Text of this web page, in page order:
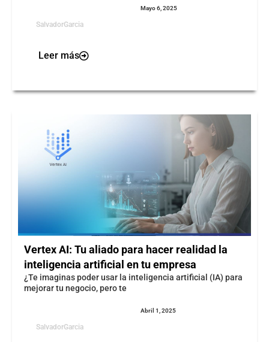
SalvadorGarcia
Mayo 6, 2025
Leer más
Vertex AI: Tu aliado para hacer realidad la
inteligencia artificial en tu empresa
¿Te imaginas poder usar la inteligencia artificial (IA) para
mejorar tu negocio, pero te
SalvadorGarcia
Abril 1, 2025